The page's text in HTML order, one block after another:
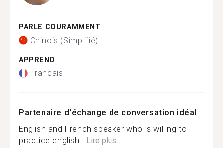
PARLE COURAMMENT
Chinois (Simplifié)
APPREND
Français
Partenaire d'échange de conversation idéal
English and French speaker who is willing to
practice english...Lire plus